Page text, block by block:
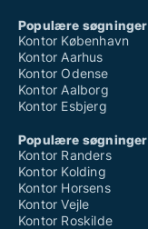
Populære søgninger
Kontor København
Kontor Aarhus
Kontor Odense
Kontor Aalborg
Kontor Esbjerg
Populære søgninger
Kontor Randers
Kontor Kolding
Kontor Horsens
Kontor Vejle
Kontor Roskilde